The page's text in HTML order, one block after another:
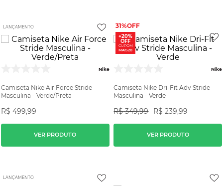
LANÇAMENTO
Nike
Camiseta Nike Air Force Stride
Masculina - Verde/Preta
R$ 499,99
VER PRODUTO
31%
+20%
OFF
CUPOM
MAIS20
Nike
Camiseta Nike Dri-Fit Adv Stride
Masculina - Verde
R$ 349,99 R$ 239,99
VER PRODUTO
LANÇAMENTO